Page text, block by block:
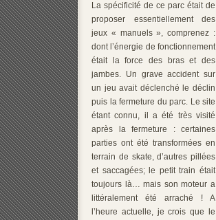
La spécificité de ce parc était de
proposer essentiellement des
jeux « manuels », comprenez :
dont l’énergie de fonctionnement
était la force des bras et des
jambes. Un grave accident sur
un jeu avait déclenché le déclin
puis la fermeture du parc. Le site
étant connu, il a été très visité
après la fermeture : certaines
parties ont été transformées en
terrain de skate, d’autres pillées
et saccagées; le petit train était
toujours là… mais son moteur a
littéralement été arraché ! A
l’heure actuelle, je crois que le